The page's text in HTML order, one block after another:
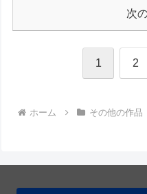
★【ワートリ】今月第241話「遠
験㊳」【コメント欄まとめます
Powered by livedoor 相
次
1 2
ホーム その他の作品